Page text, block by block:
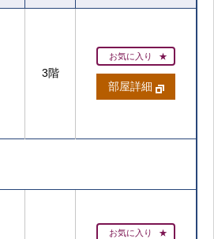
3階
お気に入り
部屋詳細
お気に入り